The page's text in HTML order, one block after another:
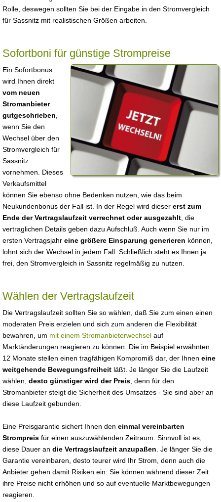
Rolle, deswegen sollten Sie bei der Eingabe in den Stromvergleich
für Sassnitz mit realistischen Größen arbeiten.
Sofortboni für günstige Strompreise
Ein Sofortbonus
wird Ihnen direkt
vom neuen
Stromanbieter
gutgeschrieben
wenn Sie den
Wechsel über den
Stromvergleich für
Sassnitz
vornehmen. Dieses
Verkaufsmittel
können Sie ebenso ohne Bedenken nutzen, wie das beim
Neukundenbonus der Fall ist. In der Regel wird dieser erst zum
Ende der Vertragslaufzeit verrechnet oder ausgezahlt , die
vertraglichen Details geben dazu Aufschluß. Auch wenn Sie nur im
ersten Vertragsjahr eine größere Einsparung generieren können,
lohnt sich der Wechsel in jedem Fall. Schließlich steht es Ihnen ja
frei, den Stromvergleich in Sassnitz regelmäßig zu nutzen.
Wählen der Vertragslaufzeit
Die Vertragslaufzeit sollten Sie so wählen, daß Sie zum einen einen
moderaten Preis erzielen und sich zum anderen die Flexibilität
bewahren, um mit einem Stromanbieterwechsel auf
Marktänderungen reagieren zu können. Die im Beispiel erwähnten
12 Monate stellen einen tragfähigen Kompromiß dar, der Ihnen eine
weitgehende Bewegungsfreiheit läßt. Je länger Sie die Laufzeit
wählen, desto günstiger wird der Preis , denn für den
Stromanbieter steigt die Sicherheit des Umsatzes - Sie sind aber an
diese Laufzeit gebunden.
Eine Preisgarantie sichert Ihnen den einmal vereinbarten
Strompreis für einen auszuwählenden Zeitraum. Sinnvoll ist es,
diese Dauer an die Vertragslaufzeit anzupaßen . Je länger Sie die
Garantie vereinbaren, desto teurer wird Ihr Strom, denn auch die
Anbieter gehen damit Risiken ein: Sie können während dieser Zeit
ihre Preise nicht erhöhen und so auf eventuelle Marktbewegungen
reagieren.